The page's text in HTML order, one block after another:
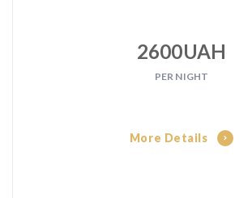
2600UAH
PER NIGHT
More Details